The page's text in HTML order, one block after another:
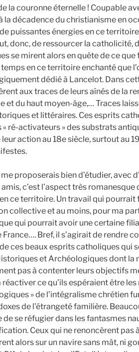
la couronne éternelle ! Coupable
la décadence du christianisme en
puissantes énergies en ce
donc, de ressourcer la catholicité,
se mirent alors en quête de ce
en ce territoire enchanté que
dédié à Lancelot. Dans
aux traces de leurs aînés de la
et du haut moyen-âge,… Traces
et littéraires. Ces esprits
« ré-activateurs » des substrats
action au 18e siècle, surtout au 19
me proposerais bien d’étudier, avec
c’est l’aspect très
ce territoire. Un travail qui pourrait
collective et au moins, pour ma
qui pourrait avoir une certaine
France…. Bref, il s’agirait de rendre
ces beaux esprits catholiques qui
et Archéologiques dont la
pas à contenter leurs objectifs
réactiver ce qu’ils espéraient être les
» de l’intégralisme chrétien
de l’étrangeté familière.
de se réfugier dans les fantasmes
Ceux qui ne renoncèrent pas
alors sur un navire sans mât, ni